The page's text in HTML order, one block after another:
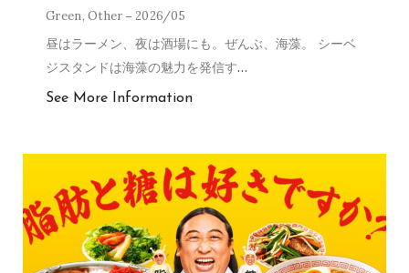
Green,Other 2026/05
昼はラーメン、夜は酒場にも。ぜんぶ、海藻。 シーベ
ジスタンドは海藻の魅力を発信す…
See More Information